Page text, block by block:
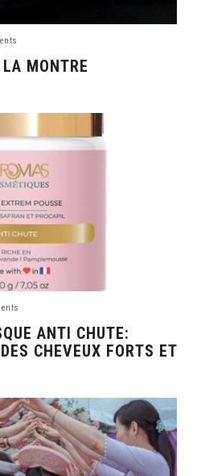
MONTRE
ANTI CHUTE:
CHEVEUX FORTS ET